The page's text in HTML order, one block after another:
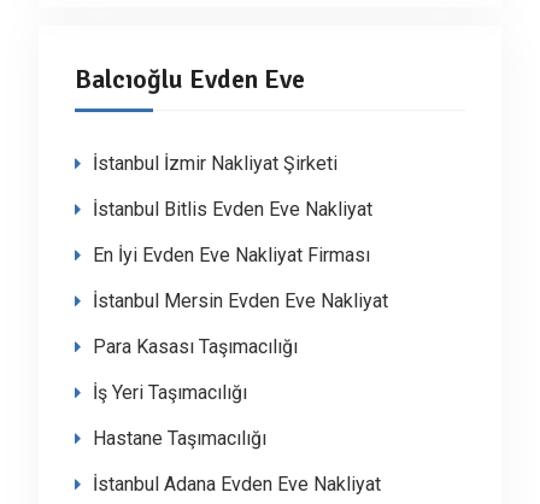
Balcıoğlu Evden Eve
İstanbul İzmir Nakliyat Şirketi
İstanbul Bitlis Evden Eve Nakliyat
En İyi Evden Eve Nakliyat Firması
İstanbul Mersin Evden Eve Nakliyat
Para Kasası Taşımacılığı
İş Yeri Taşımacılığı
Hastane Taşımacılığı
İstanbul Adana Evden Eve Nakliyat